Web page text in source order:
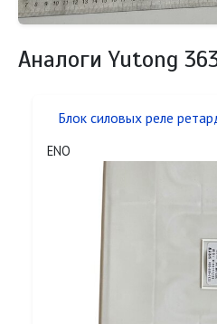
Аналоги Yutong
Блок силовых реле
ENO